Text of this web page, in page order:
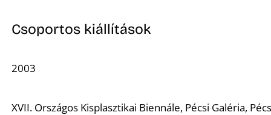
Csoportos kiállítások
2003
XVII. Országos Kisplasztikai Biennále, Pécsi Galéria, Pécs